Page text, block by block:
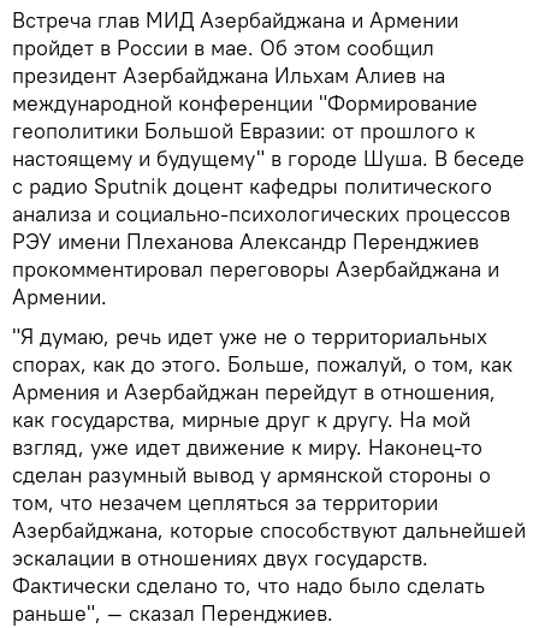
Встреча глав МИД Азербайджана и Армении
пройдет в России в мае. Об этом сообщил
президент Азербайджана Ильхам Алиев на
международной конференции "Формирование
геополитики Большой Евразии: от прошлого к
настоящему и будущему" в городе Шуша. В беседе
с радио Sputnik доцент кафедры политического
анализа и социально-психологических процессов
РЭУ имени Плеханова Александр Перенджиев
прокомментировал переговоры Азербайджана и
Армении.
"Я думаю, речь идет уже не о территориальных
спорах, как до этого. Больше, пожалуй, о том, как
Армения и Азербайджан перейдут в отношения,
как государства, мирные друг к другу. На мой
взгляд, уже идет движение к миру. Наконец-то
сделан разумный вывод у армянской стороны о
том, что незачем цепляться за территории
Азербайджана, которые способствуют дальнейшей
эскалации в отношениях двух государств.
Фактически сделано то, что надо было сделать
раньше", — сказал Перенджиев.